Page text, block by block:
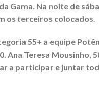
Gama. Na noite de
os terceiros colocados.
55+ a equipe
Ana Teresa
a participar e juntar